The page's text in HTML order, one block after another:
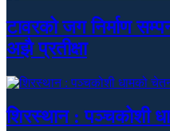
टावरको जग निर्माण
अझै प्रतीक्षा
शिरस्थान : पञ्चकोशी